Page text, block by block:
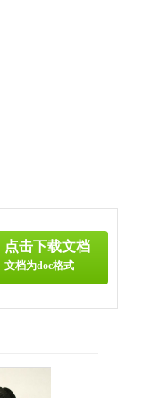
点击下载文档
文档为doc格式